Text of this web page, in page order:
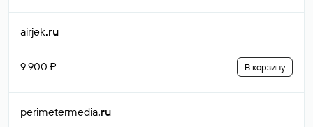
airjek.ru
9 900 ₽ В корзину
perimetermedia.ru